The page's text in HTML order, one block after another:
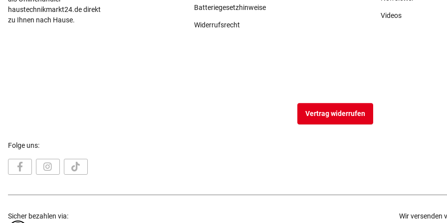
haustechnikmarkt24.de direkt
zu Ihnen nach Hause.
Batteriegesetzhinweise
Widerrufsrecht
Videos
Vertrag widerrufen
Folge uns:
Sicher bezahlen via: Wir versenden